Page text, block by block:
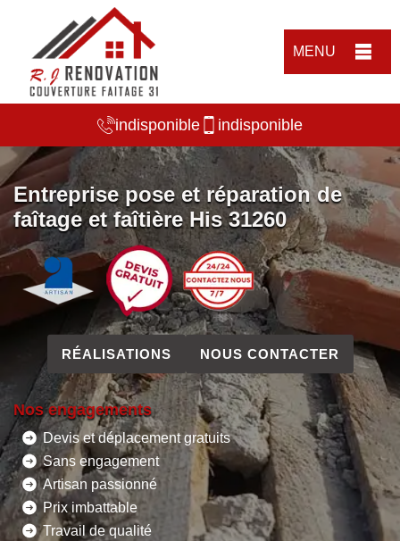
MENU
indisponible indisponible
Entreprise pose et réparation de
faîtage et faîtière His 31260
RÉALISATIONS NOUS CONTACTER
Nos engagements
Devis et déplacement gratuits
Sans engagement
Artisan passionné
Prix imbattable
Travail de qualité